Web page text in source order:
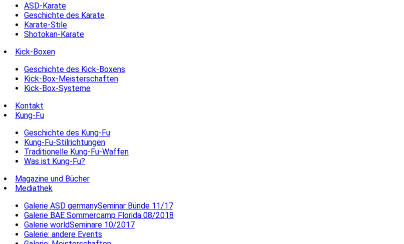
ASD-Karate
Geschichte des Karate
Karate-Stile
Shotokan-Karate
Kick-Boxen
Geschichte des Kick-Boxens
Kick-Box-Meisterschaften
Kick-Box-Systeme
Kontakt
Kung-Fu
Geschichte des Kung-Fu
Kung-Fu-Stilrichtungen
Traditionelle Kung-Fu-Waffen
Was ist Kung-Fu?
Magazine und Bücher
Mediathek
Galerie ASD germanySeminar Bünde 11/17
Galerie BAE Sommercamp Florida 08/2018
Galerie worldSeminare 10/2017
Galerie: andere Events